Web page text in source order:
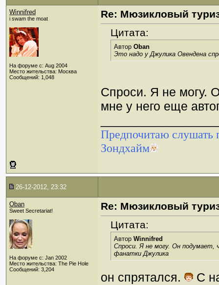
Winnifred
i swam the moat
На форуме с: Aug 2004
Место жительства: Москва
Сообщений: 1,048
Re: Мюзикловый
Цитата:
Автор Oban
Это надо у Джулика Овендена
Спроси. Я не могу.
мне у него еще
Предпочитаю слушать
Зондхайм
26-12-2012, 23:32
Oban
Sweet Secretariat!
На форуме с: Jan 2002
Место жительства: The Pie Hole
Сообщений: 3,204
Re: Мюзикловый
Цитата:
Автор Winnifred
Спроси. Я не могу. Он подумает,
фанатки Джулика
он спрятался.
С